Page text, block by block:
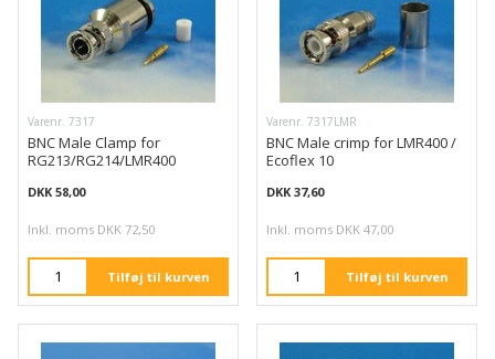
Varenr. 7317
BNC Male Clamp for
RG213/RG214/LMR400
DKK 58,00
Inkl. moms DKK 72,50
Tilføj til kurven
Varenr. 7317LMR
BNC Male crimp for LMR400 /
Ecoflex 10
DKK 37,60
Inkl. moms DKK 47,00
Tilføj til kurven